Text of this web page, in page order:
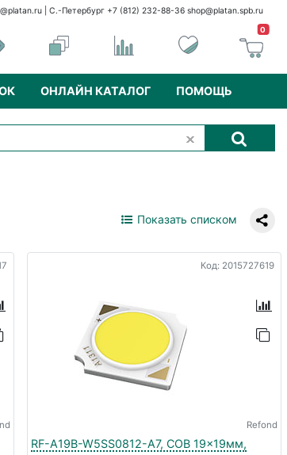
| С.-Петербург +7 (812) 232-88-36 shop@platan.spb.ru
0
ОНЛАЙН КАТАЛОГ ПОМОЩЬ
Показать списком
Код: 2015727619
Refond
RF-A19B-W5SS0812-A7, COB 19x19мм,